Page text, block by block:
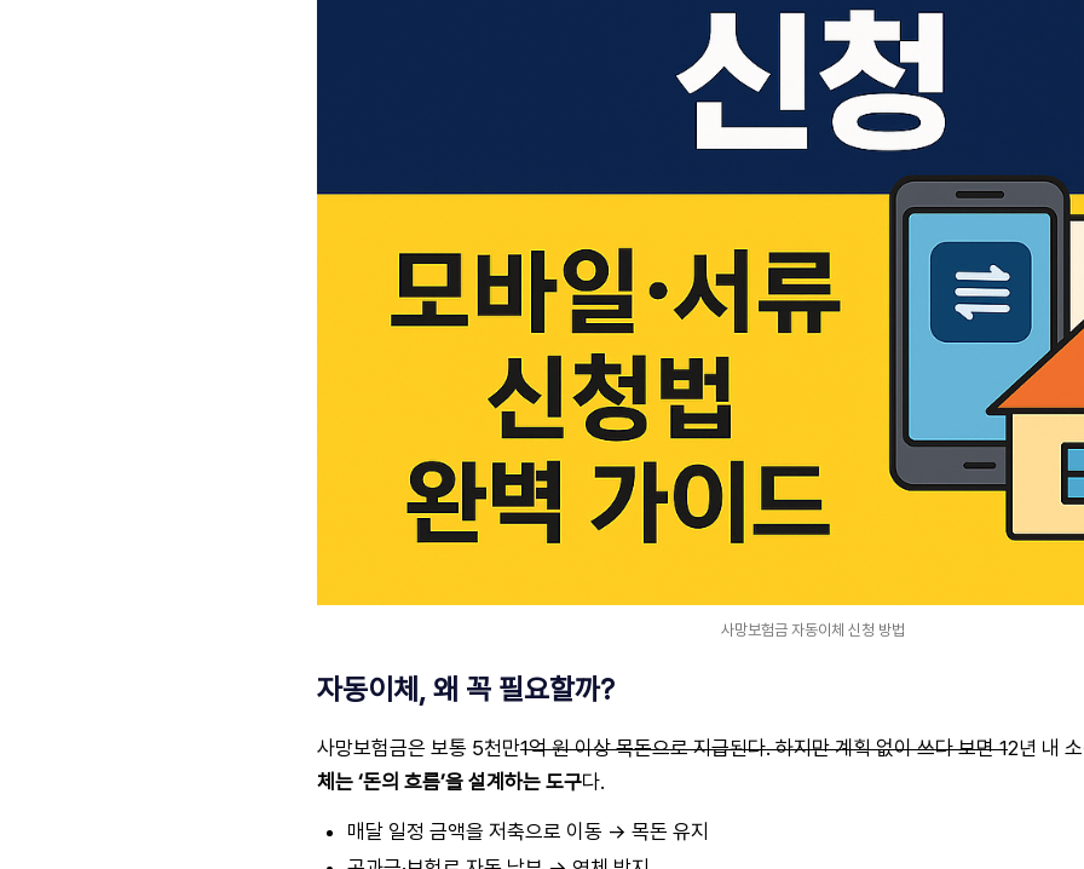
사망보험금 자동이체 신청 방법
자동이체, 왜 꼭 필요할까?
사망보험금은 보통 5천만1억 원 이상 목돈으로 지급된다. 하지만 계획 없이 쓰다 보면 12년 내
체는 ‘돈의 흐름’을 설계하는 도구다.
매달 일정 금액을 저축으로 이동 → 목돈 유지